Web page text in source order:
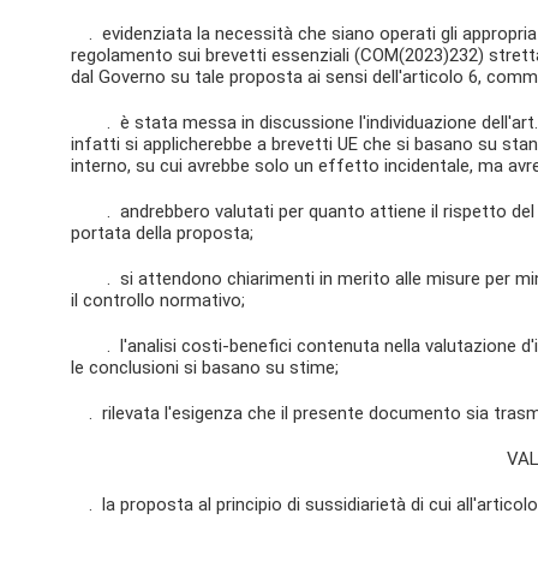
. evidenziata la necessità che siano operati gli
regolamento sui brevetti essenziali (COM(2023)232)
dal Governo su tale proposta ai sensi dell'articolo 6,
. è stata messa in discussione l'individuazione dell'art.
infatti si applicherebbe a brevetti UE che si basano su
interno, su cui avrebbe solo un effetto incidentale, ma
. andrebbero valutati per quanto attiene il rispetto del
portata della proposta;
. si attendono chiarimenti in merito alle misure per
il controllo normativo;
. l'analisi costi-benefici contenuta nella valutazione
le conclusioni si basano su stime;
. rilevata l'esigenza che il presente documento sia
. la proposta al principio di sussidiarietà di cui